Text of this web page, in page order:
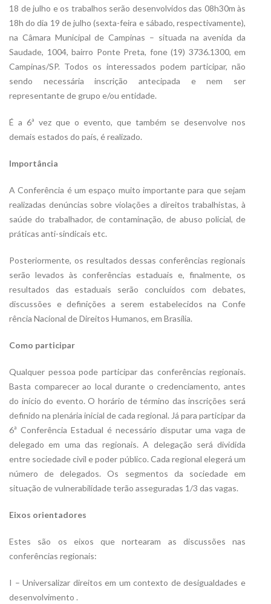
18 de julho e os trabalhos serão desenvolvidos das 08h30m às
18h do dia 19 de julho (sexta-feira e sábado, respectivamente),
na Câmara Municipal de Campinas – situada na avenida da
Saudade, 1004, bairro Ponte Preta, fone (19) 3736.1300, em
Campinas/SP. Todos os interessados podem participar, não
sendo necessária inscrição antecipada e nem ser
representante de grupo e/ou entidade.
É a 6ª vez que o evento, que também se desenvolve nos
demais estados do país, é realizado.
Importância
A Conferência é um espaço muito importante para que sejam
realizadas denúncias sobre violações a direitos trabalhistas, à
saúde do trabalhador, de contaminação, de abuso policial, de
práticas anti-sindicais etc.
Posteriormente, os resultados dessas conferências regionais
serão levados às conferências estaduais e, finalmente, os
resultados das estaduais serão concluídos com debates,
discussões e definições a serem estabelecidos na Confe
rência Nacional de Direitos Humanos, em Brasília.
Como participar
Qualquer pessoa pode participar das conferências regionais.
Basta comparecer ao local durante o credenciamento, antes
do início do evento. O horário de término das inscrições será
definido na plenária inicial de cada regional. Já para participar da
6ª Conferência Estadual é necessário disputar uma vaga de
delegado em uma das regionais. A delegação será dividida
entre sociedade civil e poder público. Cada regional elegerá um
número de delegados. Os segmentos da sociedade em
situação de vulnerabilidade terão asseguradas 1/3 das vagas.
Eixos orientadores
Estes são os eixos que nortearam as discussões nas
conferências regionais:
I – Universalizar direitos em um contexto de desigualdades e
desenvolvimento .